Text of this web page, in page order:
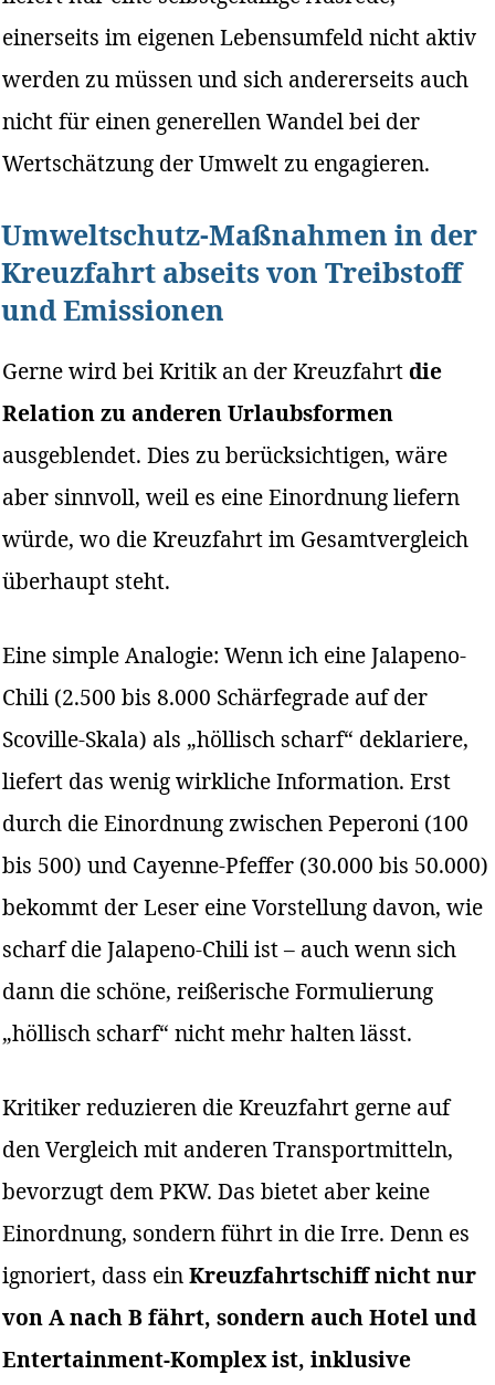
einerseits im eigenen Lebensumfeld nicht aktiv
werden zu müssen und sich andererseits auch
nicht für einen generellen Wandel bei der
Wertschätzung der Umwelt zu engagieren.
Umweltschutz-Maßnahmen in der
Kreuzfahrt abseits von Treibstoff
und Emissionen
Gerne wird bei Kritik an der Kreuzfahrtdie
Relation zu anderen Urlaubsformen
ausgeblendet. Dies zu berücksichtigen, wäre
aber sinnvoll, weil es eine Einordnung liefern
würde, wo die Kreuzfahrt im Gesamtvergleich
überhaupt steht.
Eine simple Analogie: Wenn ich eine Jalapeno-
Chili (2.500 bis 8.000 Schärfegrade auf der
Scoville-Skala) als „höllisch scharf“ deklariere,
liefert das wenig wirkliche Information. Erst
durch die Einordnung zwischen Peperoni (100
bis 500) und Cayenne-Pfeffer (30.000 bis 50.000)
bekommt der Leser eine Vorstellung davon, wie
scharf die Jalapeno-Chili ist – auch wenn sich
dann die schöne, reißerische Formulierung
„höllisch scharf“ nicht mehr halten lässt.
Kritiker reduzieren die Kreuzfahrt gerne auf
den Vergleich mit anderen Transportmitteln,
bevorzugt dem PKW. Das bietet aber keine
Einordnung, sondern führt in die Irre. Denn es
ignoriert, dass einKreuzfahrtschiff nicht nur
von A nach B fährt, sondern auch Hotel und
Entertainment-Komplex ist, inklusive